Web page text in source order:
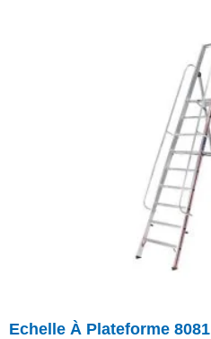
Echelle À Plateforme 8081